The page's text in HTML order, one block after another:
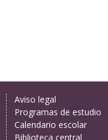
Aviso legal
Programas de estudio
Calendario escolar
Biblioteca central